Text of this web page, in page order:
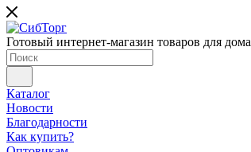
Готовый интернет-магазин товаров для дома
Каталог
Новости
Благодарности
Как купить?